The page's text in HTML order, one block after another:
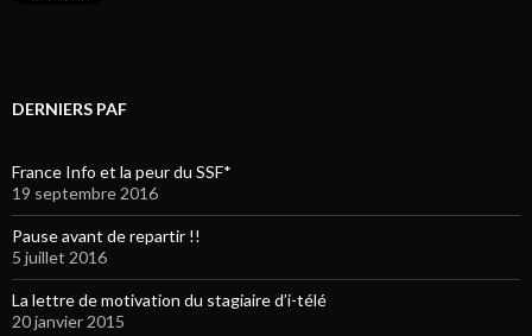
DERNIERS PAF
France Info et la peur du SSF*
19 septembre 2016
Pause avant de repartir !!
5 juillet 2016
La lettre de motivation du stagiaire d’i-télé
20 janvier 2015